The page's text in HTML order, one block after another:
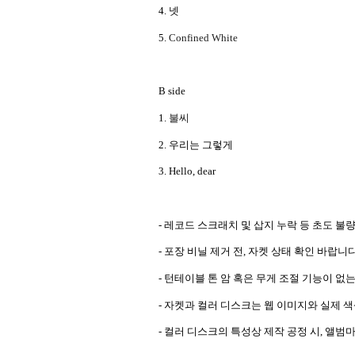
4. 넷
5. Confined White
B side
1. 불씨
2. 우리는 그렇게
3. Hello, dear
- 레코드 스크래치 및 삽지 누락 등 초도 불
- 포장 비닐 제거 전, 자켓 상태 확인 바랍니
- 턴테이블 톤 암 혹은 무게 조절 기능이 없
- 자켓과 컬러 디스크는 웹 이미지와 실제
- 컬러 디스크의 특성상 제작 공정 시, 앨범